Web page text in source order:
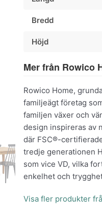
Bredd
Höjd
Mer från Rowico
Rowico Home,
familjeägt företag
familjen växer och
design inspireras av
där FSC®-
tredje generationen
som vice VD, vilka
enkelhet och
Visa fler produkter